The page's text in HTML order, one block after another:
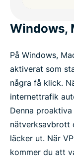
Windows,
På Windows,
aktiverat som
några få klick.
internettrafik
Denna
nätverksavbrott
läcker ut. När
kommer du att